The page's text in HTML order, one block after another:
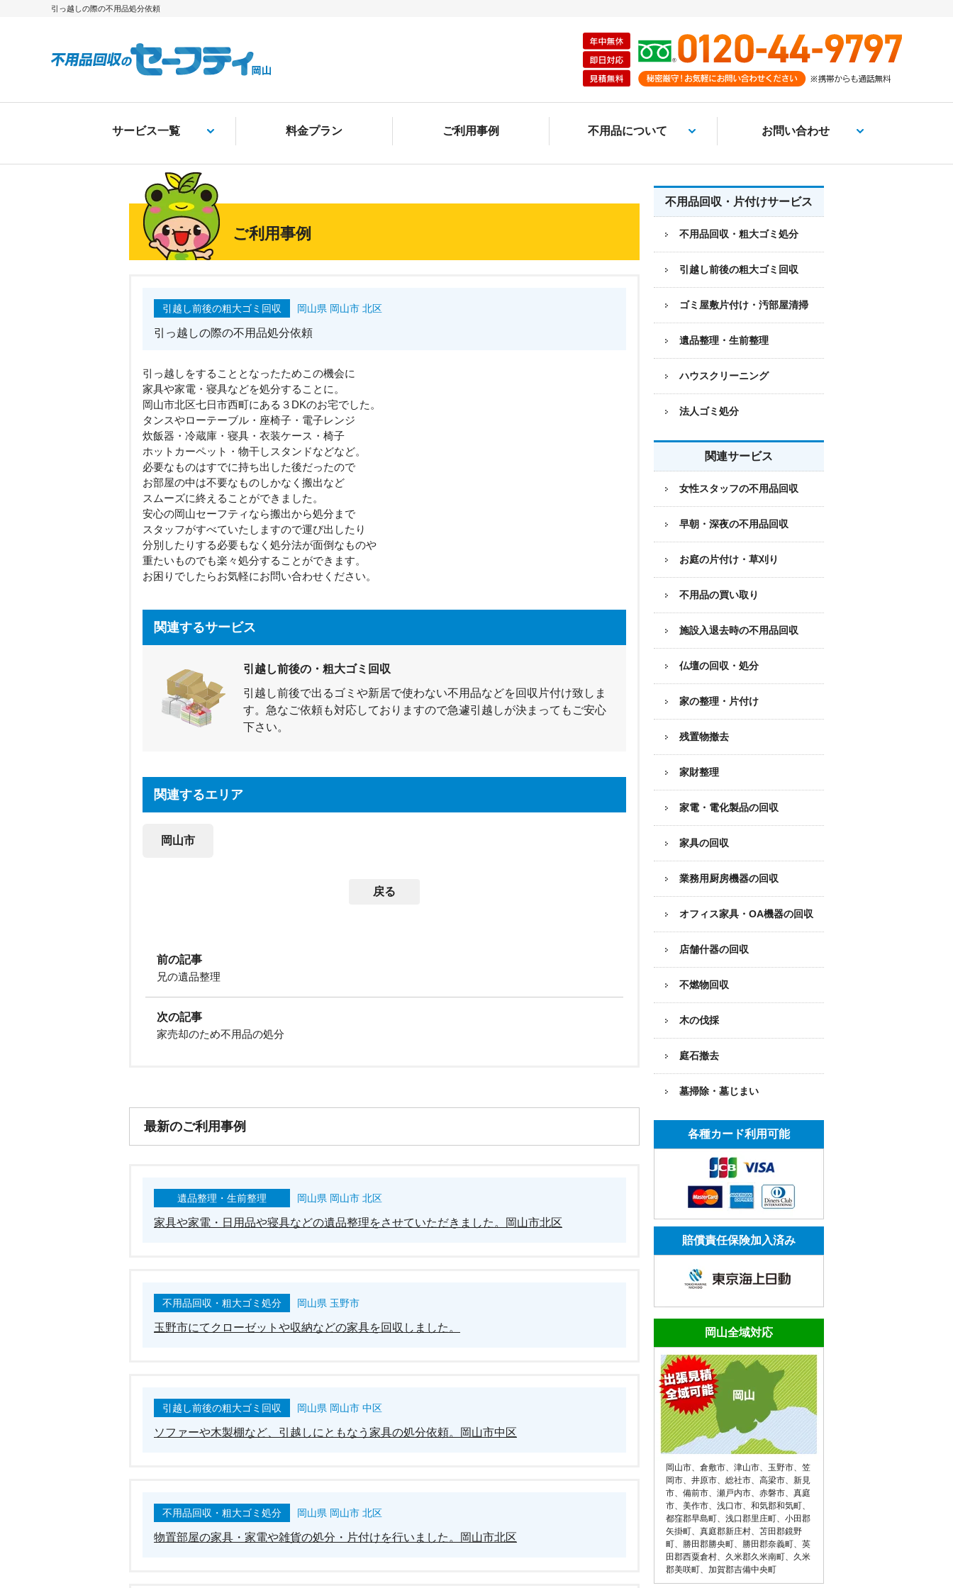
引っ越しの際の不用品処分依頼
サービス一覧 料金プラン ご利用事例 不用品について お問い合わせ
ご利用事例
引越し前後の粗大ゴミ回収 岡山県 岡山市 北区
引っ越しの際の不用品処分依頼
引っ越しをすることとなったためこの機会に
家具や家電・寝具などを処分することに。
岡山市北区七日市西町にある３DKのお宅でした。
タンスやローテーブル・座椅子・電子レンジ
炊飯器・冷蔵庫・寝具・衣装ケース・椅子
ホットカーペット・物干しスタンドなどなど。
必要なものはすでに持ち出した後だったので
お部屋の中は不要なものしかなく搬出など
スムーズに終えることができました。
安心の岡山セーフティなら搬出から処分まで
スタッフがすべていたしますので運び出したり
分別したりする必要もなく処分法が面倒なものや
重たいものでも楽々処分することができます。
お困りでしたらお気軽にお問い合わせください。
関連するサービス
引越し前後の・粗大ゴミ回収
引越し前後で出るゴミや新居で使わない不用品などを回収片付け致しま
す。急なご依頼も対応しておりますので急遽引越しが決まってもご安心
下さい。
関連するエリア
岡山市
戻る
前の記事
兄の遺品整理
次の記事
家売却のため不用品の処分
最新のご利用事例
遺品整理・生前整理 岡山県 岡山市 北区
家具や家電・日用品や寝具などの遺品整理をさせていただきました。岡山市北区
不用品回収・粗大ゴミ処分 岡山県 玉野市
玉野市にてクローゼットや収納などの家具を回収しました。
引越し前後の粗大ゴミ回収 岡山県 岡山市 中区
ソファーや木製棚など、引越しにともなう家具の処分依頼。岡山市中区
不用品回収・粗大ゴミ処分 岡山県 岡山市 北区
物置部屋の家具・家電や雑貨の処分・片付けを行いました。岡山市北区
不用品回収・片付けサービス
不用品回収・粗大ゴミ処分
引越し前後の粗大ゴミ回収
ゴミ屋敷片付け・汚部屋清掃
遺品整理・生前整理
ハウスクリーニング
法人ゴミ処分
関連サービス
女性スタッフの不用品回収
早朝・深夜の不用品回収
お庭の片付け・草刈り
不用品の買い取り
施設入退去時の不用品回収
仏壇の回収・処分
家の整理・片付け
残置物撤去
家財整理
家電・電化製品の回収
家具の回収
業務用厨房機器の回収
オフィス家具 ・OA機器の回収
店舗什器の回収
不燃物回収
木の伐採
庭石撤去
墓掃除・墓じまい
各種カード利用可能
賠償責任保険加入済み
岡山全域対応
岡山市、 倉敷市、 津山市、 玉野市、 笠
岡市、 井原市、 総社市、 高梁市、 新見
市、 備前市、 瀬戸内市、 赤磐市、 真庭
市、 美作市、 浅口市、 和気郡和気町、
都窪郡早島町、 浅口郡里庄町、 小田郡
矢掛町、 真庭郡新庄村、 苫田郡鏡野
町、 勝田郡勝央町、 勝田郡奈義町、 英
田郡西粟倉村、 久米郡久米南町、 久米
郡美咲町、 加賀郡吉備中央町